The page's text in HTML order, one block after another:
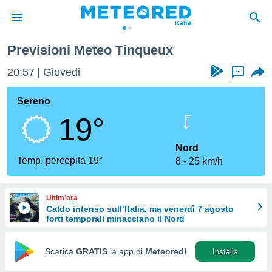
di
per
le
di
Web
Previsioni Meteo Tinqueux
20:57 Giovedi ...
Sereno
19°
Temp. percepita 19°
Nord
8
25 km/h
Ultim’ora
Caldo intenso sull’Italia, ma venerdì 7 agosto
forti temporali minacciano il Nord
Scarica GRATIS la app di Meteored! Installa